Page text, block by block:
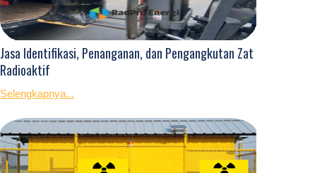
Jasa Identifikasi, Penanganan, dan Pengangkutan Zat
Radioaktif
Selengkapnya...